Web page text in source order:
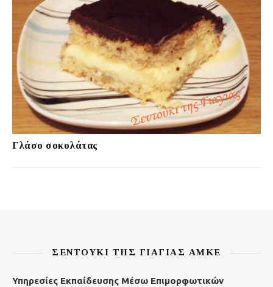
Γλάσο σοκολάτας
ΣΕΝΤΟΎΚΙ ΤΗΣ ΓΙΑΓΙΆΣ ΑΜΚΕ
Υπηρεσίες Εκπαίδευσης Μέσω Επιμορφωτικών